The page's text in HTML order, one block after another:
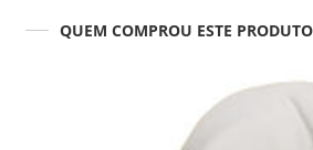
QUEM COMPROU ESTE